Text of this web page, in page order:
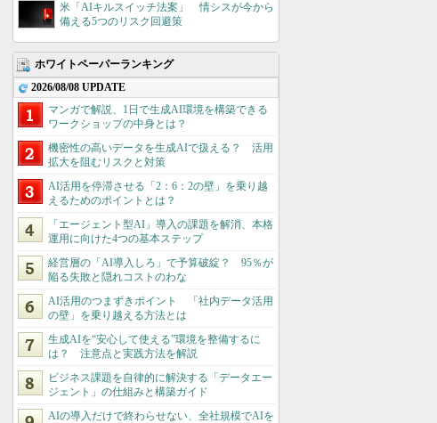
米「AIキルスイッチ法案」 情シスが今から
備える5つのリスク回避策
ホワイトペーパーランキング
2026/08/08 UPDATE
マンガで解説、1日で生成AI環境を構築できる
ワークショップの中身とは？
機密性の高いデータを生成AIで扱える？ 活用
拡大を阻むリスクと対策
AI活用を停滞させる「2：6：2の壁」を乗り越
えるためのポイントとは？
「エージェント型AI」導入の課題を解消、本格
運用に向けた4つの基本ステップ
経営層の「AI導入しろ」で予算破綻？ 95％が
陥る失敗と隠れコストのわな
AI活用のつまずきポイント 「社内データ活用
の壁」を乗り越える方法とは
生成AIを“安心して使える”環境を整備するに
は？ 注意点と実践方法を解説
ビジネス課題を自律的に解決する「データエー
ジェント」の仕組みと構築ガイド
AIの導入だけで終わらせない、全社規模でAIを